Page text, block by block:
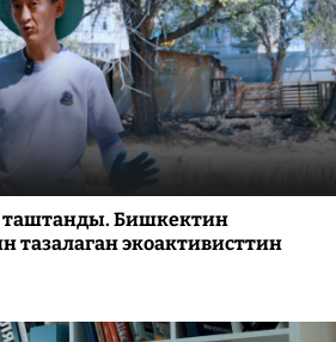
таштанды. Бишкектин
тазалаган экоактивисттин